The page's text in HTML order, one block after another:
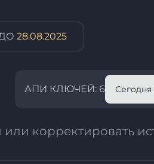
28.08.2025
АПИ КЛЮЧЕЙ: 6 Сегодня
корректировать